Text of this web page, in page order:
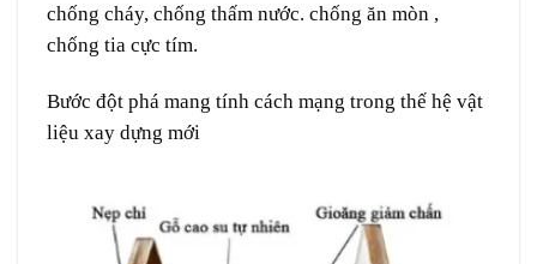
chống cháy, chống thấm nước. chống ăn mòn ,
chống tia cực tím.
Bước đột phá mang tính cách mạng trong thế hệ vật
liệu xay dựng mới